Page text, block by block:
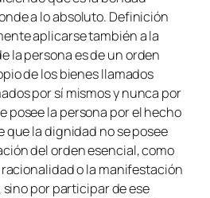
a lo absoluto. Definición
aplicarse también a la
la persona es de un orden
de los bienes llamados
por sí mismos y nunca por
posee la persona por el hecho
que la dignidad no se posee
del orden esencial, como
o la manifestación
por participar de ese